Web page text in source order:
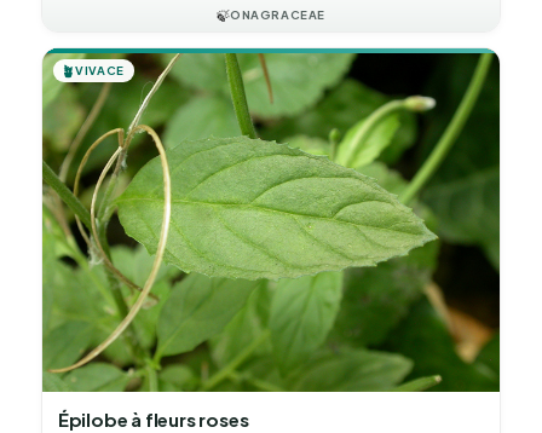
🍃ONAGRACEAE
🪴VIVACE
Épilobe à fleurs roses